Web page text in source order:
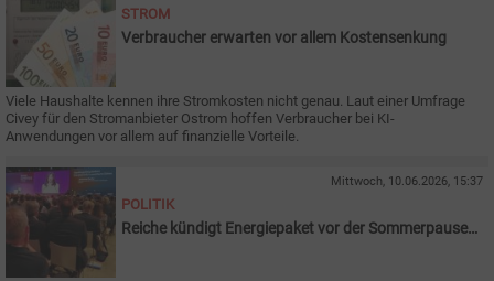
STROM
Verbraucher erwarten vor allem Kostensenkung
Viele Haushalte kennen ihre Stromkosten nicht genau. Laut einer Umfrage
Civey für den Stromanbieter Ostrom hoffen Verbraucher bei KI-
Anwendungen vor allem auf finanzielle Vorteile.
Mittwoch, 10.06.2026, 15:37
POLITIK
Reiche kündigt Energiepaket vor der Sommerpause